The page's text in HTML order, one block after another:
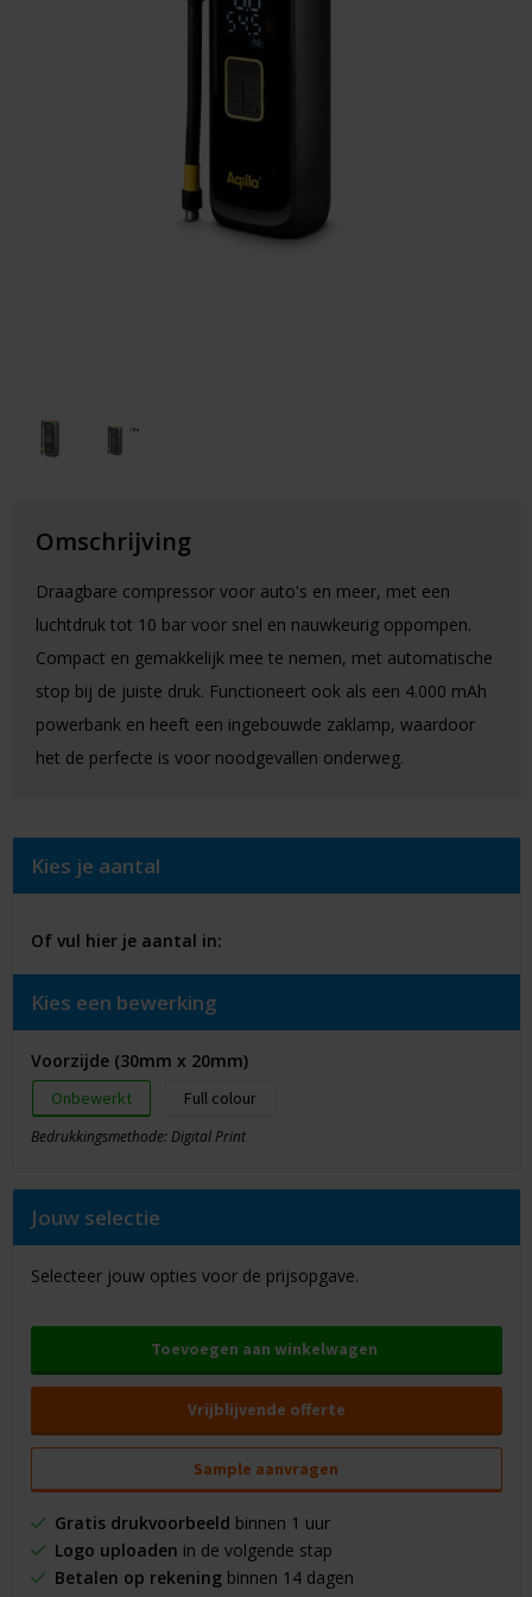
Gezondheid & Verzorging
Omschrijving
Draagbare compressor voor auto's en meer, met een
luchtdruk tot 10 bar voor snel en nauwkeurig oppompen.
Compact en gemakkelijk mee te nemen, met automatische
stop bij de juiste druk. Functioneert ook als een 4.000 mAh
powerbank en heeft een ingebouwde zaklamp, waardoor
het de perfecte is voor noodgevallen onderweg.
Kies je aantal
Of vul hier je aantal in:
Kies een bewerking
Voorzijde (30mm x 20mm)
Onbewerkt Full colour
Bedrukkingsmethode: Digital Print
Jouw selectie
Selecteer jouw opties voor de prijsopgave.
Toevoegen aan winkelwagen
Vrijblijvende offerte
Sample aanvragen
Gratis drukvoorbeeld binnen 1 uur
Logo uploaden in de volgende stap
Betalen op rekeningbinnen 14 dagen